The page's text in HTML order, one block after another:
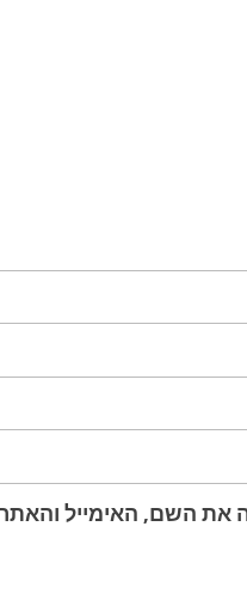
את השם, האימייל